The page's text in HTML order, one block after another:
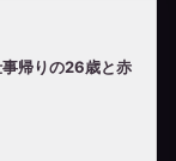
帰りの26歳と赤